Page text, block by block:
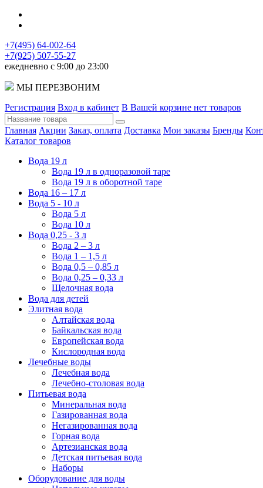
+7(495) 64-002-64
+7(925) 507-55-27
ежедневно с 9:00 до 23:00
МЫ ПЕРЕЗВОНИМ
Регистрация Вход в кабинет В Вашей корзине нет товаров
Главная Акции Заказ, оплата Доставка Мои заказы Бренды
Каталог товаров
Вода 19 л
Вода 19 л в одноразовой таре
Вода 19 л в оборотной таре
Вода 16 – 17 л
Вода 5 - 10 л
Вода 5 л
Вода 10 л
Вода 0,25 - 3 л
Вода 2 – 3 л
Вода 1 – 1,5 л
Вода 0,5 – 0,85 л
Вода 0,25 – 0,33 л
Щелочная вода
Вода для детей
Элитная вода
Алтайская вода
Байкальская вода
Европейская вода
Кислородная вода
Лечебные воды
Лечебная вода
Лечебно-столовая вода
Питьевая вода
Минеральная вода
Газированная вода
Негазированная вода
Горная вода
Артезианская вода
Детская питьевая вода
Наборы
Оборудование для воды